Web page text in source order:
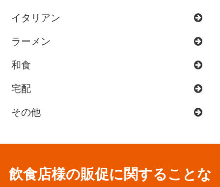
イタリアン
ラーメン
和食
宅配
その他
飲食店様の販促に関することな